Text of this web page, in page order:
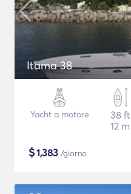
Itama 38
Yacht a motore
38 ft
12 m
$1,383 /giorno